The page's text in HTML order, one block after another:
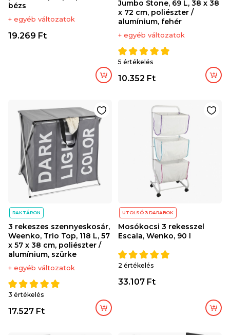
bézs
+ egyéb változatok
19.269 Ft
Jumbo Stone, 69 L, 38 x 38
x 72 cm, poliészter /
alumínium, fehér
+ egyéb változatok
5 értékelés
10.352 Ft
RAKTÁRON
3 rekeszes szennyeskosár,
Weenko, Trio Top, 118 L, 57
x 57 x 38 cm, poliészter /
alumínium, szürke
+ egyéb változatok
3 értékelés
17.527 Ft
UTOLSÓ 3 DARABOK
Mosókocsi 3 rekesszel
Escala, Wenko, 90 l
2 értékelés
33.107 Ft